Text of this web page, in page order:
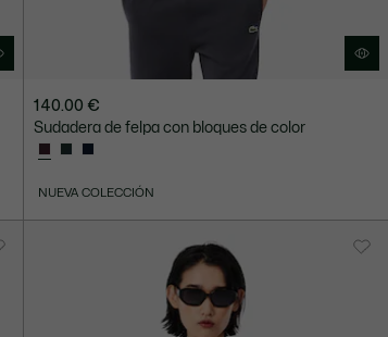
140.00 €
Sudadera de felpa con bloques de color
NUEVA COLECCIÓN